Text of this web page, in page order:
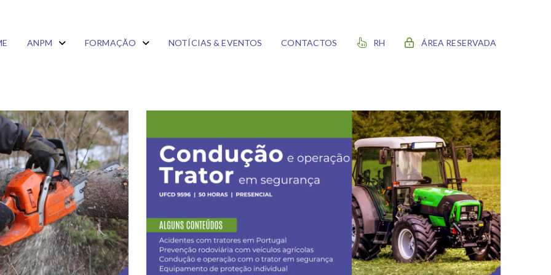
ANPM FORMAÇÃO NOTÍCIAS & EVENTOS CONTACTOS RH ÁREA RESERVADA